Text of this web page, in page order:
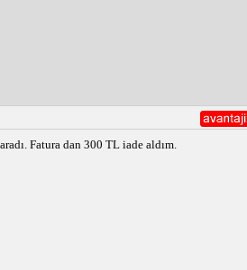
Fatura dan 300 TL iade aldım.